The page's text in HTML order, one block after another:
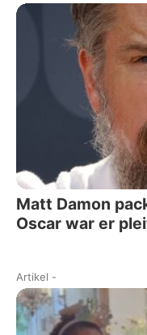
Matt Damon
Oscar war er
Artikel -